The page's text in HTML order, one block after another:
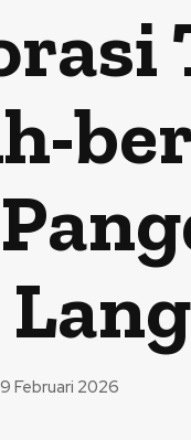
9 Februari 2026